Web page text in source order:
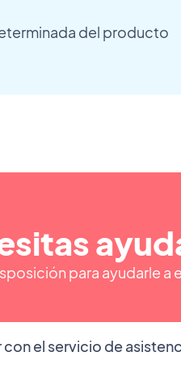
del producto
para ayudarle a
el servicio de